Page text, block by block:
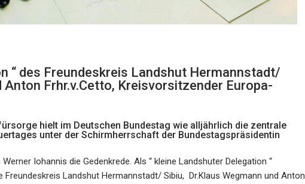
“ des Freundeskreis Landshut Hermannstadt/
Anton Frhr.v.Cetto, Kreisvorsitzender Europa-
hielt im Deutschen Bundestag wie alljährlich die zentrale
unter der Schirmherrschaft der Bundestagspräsidentin
Iohannis die Gedenkrede. Als “ kleine Landshuter Delegation “
Landshut Hermannstadt/ Sibiu, Dr.Klaus Wegmann und Anton